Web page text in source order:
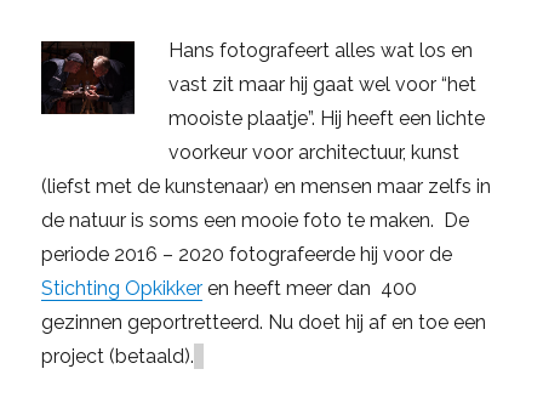
Hans fotografeert alles wat los en
vast zit maar hij gaat wel voor “het
mooiste plaatje”. Hij heeft een lichte
voorkeur voor architectuur, kunst
(liefst met de kunstenaar) en mensen maar zelfs in
de natuur is soms een mooie foto te maken. De
periode 2016 – 2020 fotografeerde hij voor de
Stichting Opkikker en heeft meer dan 400
gezinnen geportretteerd. Nu doet hij af en toe een
project (betaald).